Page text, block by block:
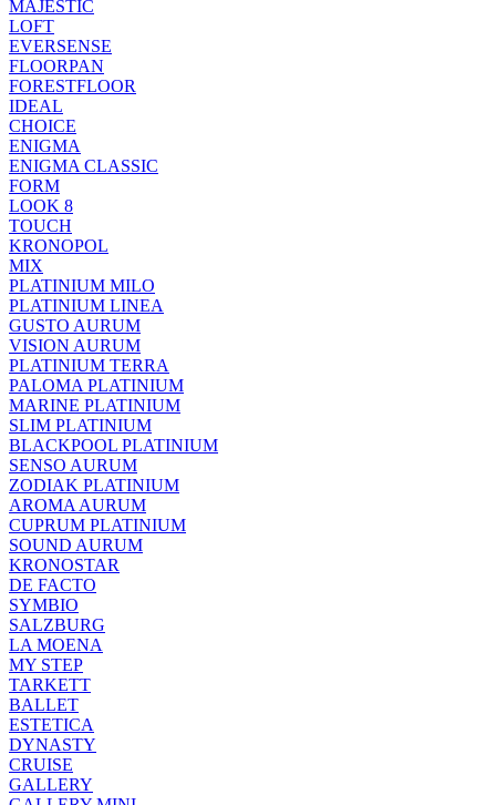
MAJESTIC
LOFT
EVERSENSE
FLOORPAN
FORESTFLOOR
IDEAL
CHOICE
ENIGMA
ENIGMA CLASSIC
FORM
LOOK 8
TOUCH
KRONOPOL
MIX
PLATINIUM MILO
PLATINIUM LINEA
GUSTO AURUM
VISION AURUM
PLATINIUM TERRA
PALOMA PLATINIUM
MARINE PLATINIUM
SLIM PLATINIUM
BLACKPOOL PLATINIUM
SENSO AURUM
ZODIAK PLATINIUM
AROMA AURUM
CUPRUM PLATINIUM
SOUND AURUM
KRONOSTAR
DE FACTO
SYMBIO
SALZBURG
LA MOENA
MY STEP
TARKETT
BALLET
ESTETICA
DYNASTY
CRUISE
GALLERY